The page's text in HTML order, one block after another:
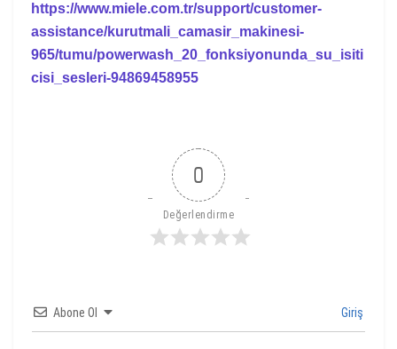
https://www.miele.com.tr/support/customer-
assistance/kurutmali_camasir_makinesi-
965/tumu/powerwash_20_fonksiyonunda_su_isiti
cisi_sesleri-94869458955
0
Değerlendirme
Abone Ol Giriş